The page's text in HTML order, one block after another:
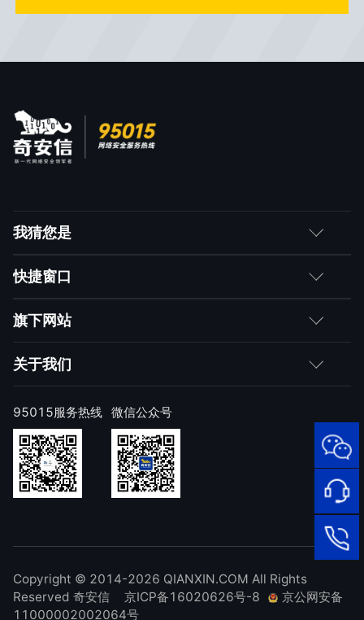
95015
网络安
全服务
热线
在线客
我猜您是
客户
合作伙伴
求职者
快捷窗口
如何购买
产品注册与激活
样本上报
奇安信天守安全软件
顽固病毒专杀工具
旗下网站
网神
技术研究院
威胁情报中心
补天漏洞响应平台
关于我们
公司简介
公司新闻
发展历程
进出口合规声明
95015服务热线 微信公众号
Copyright © 2014-2026 QIANXIN.COM All Rights
Reserved 奇安信
京ICP备16020626号-8
京公网安备
11000002002064号